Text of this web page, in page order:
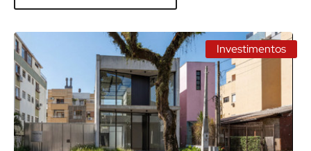
Investimentos